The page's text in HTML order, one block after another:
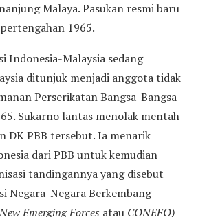
Malaya. Pasukan resmi baru
1965.
Indonesia-Malaysia sedang
ditunjuk menjadi anggota tidak
Perserikatan Bangsa-Bangsa
Sukarno lantas menolak mentah-
DK PBB tersebut. Ia menarik
dari PBB untuk kemudian
tandingannya yang disebut
Negara-Negara Berkembang
Emerging Forces atau CONEFO)